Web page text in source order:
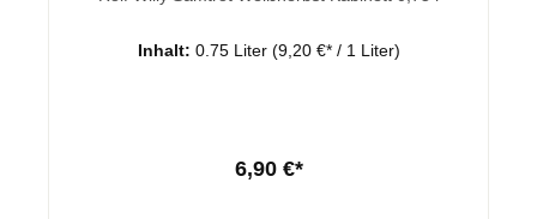
Inhalt: 0.75 Liter (9,20 €* / 1 Liter)
6,90 €*